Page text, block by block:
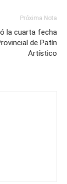
Próxima Nota
la cuarta fecha
de Patín
Artístico